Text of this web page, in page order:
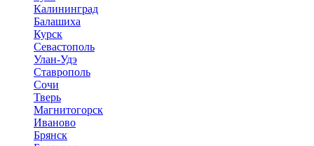
Калининград
Балашиха
Курск
Севастополь
Улан-Удэ
Ставрополь
Сочи
Тверь
Магнитогорск
Иваново
Брянск